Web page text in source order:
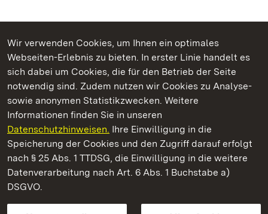
Wir verwenden Cookies, um Ihnen ein optimales
Webseiten-Erlebnis zu bieten. In erster Linie handelt es
sich dabei um Cookies, die für den Betrieb der Seite
notwendig sind. Zudem nutzen wir Cookies zu Analyse-
sowie anonymen Statistikzwecken. Weitere
Informationen finden Sie in unseren
Datenschutzhinweisen. Ihre Einwilligung in die
Speicherung der Cookies und den Zugriff darauf erfolgt
nach § 25 Abs. 1 TTDSG, die Einwilligung in die weitere
Datenverarbeitung nach Art. 6 Abs. 1 Buchstabe a)
DSGVO.
Kommen. Staunen. Genießen.
Staatliche Schlösser und Gärten Baden‑Württemberg
Staatliche Schlösser und Gärten Baden-Württemberg
Kontakt
GebärdenspracheLeichte Sprache